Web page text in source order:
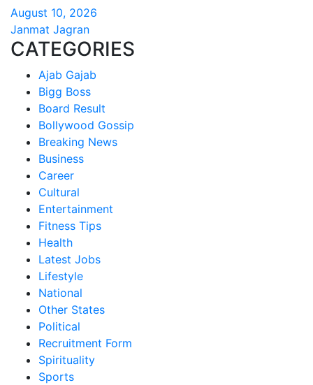
August 10, 2026
Janmat Jagran
CATEGORIES
Ajab Gajab
Bigg Boss
Board Result
Bollywood Gossip
Breaking News
Business
Career
Cultural
Entertainment
Fitness Tips
Health
Latest Jobs
Lifestyle
National
Other States
Political
Recruitment Form
Spirituality
Sports